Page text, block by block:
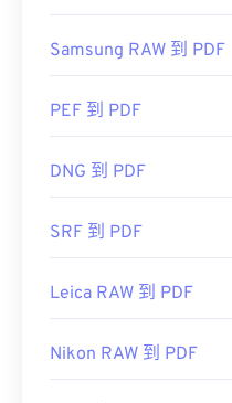
Samsung RAW 到 PDF
PEF 到 PDF
DNG 到 PDF
SRF 到 PDF
Leica RAW 到 PDF
Nikon RAW 到 PDF